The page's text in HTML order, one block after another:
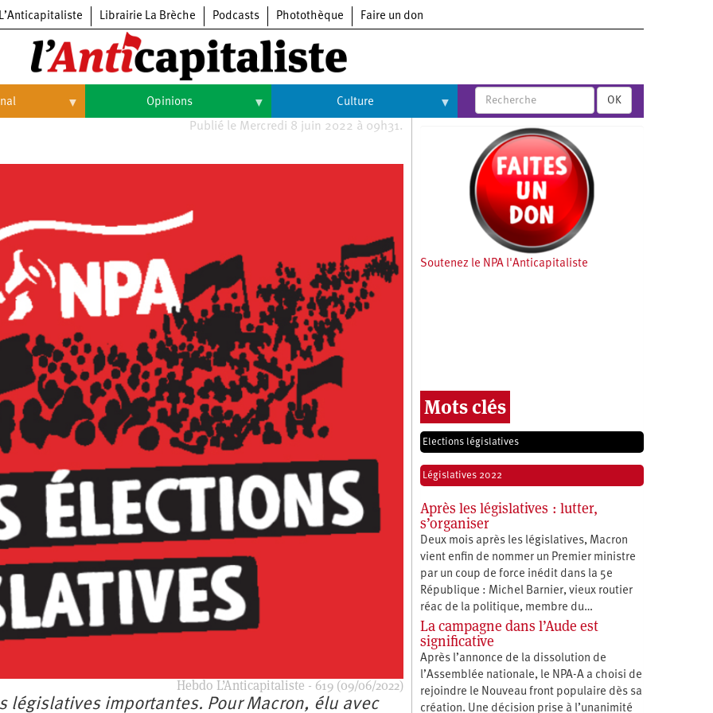
L’Anticapitaliste Librairie La Brèche Podcasts Photothèque Faire un don
Opinions Culture
Culture
Livres
Musique
OK
Publié le Mercredi 8 juin 2022 à 09h31.
Hebdo L’Anticapitaliste - 619 (09/06/2022)
législatives importantes. Pour Macron, élu avec
Soutenez le NPA l'Anticapitaliste
Mots clés
Elections législatives
Législatives 2022
Après les législatives : lutter,
s’organiser
Deux mois après les législatives, Macron
vient enfin de nommer un Premier ministre
par un coup de force inédit dans la 5e
République : Michel Barnier, vieux routier
réac de la politique, membre du…
La campagne dans l’Aude est
significative
Après l’annonce de la dissolution de
l’Assemblée nationale, le NPA-A a choisi de
rejoindre le Nouveau front populaire dès sa
création. Une décision prise à l’unanimité